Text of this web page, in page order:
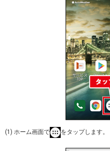
(1) ホーム画面で をタップします。